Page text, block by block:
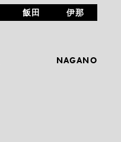
飯田 伊那
NAGANO